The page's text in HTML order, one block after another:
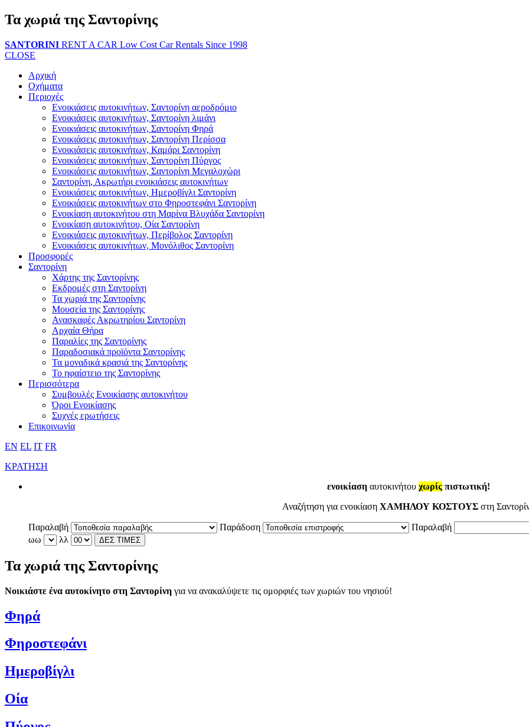
Τα χωριά της Σαντορίνης
SANTORINI RENT A CAR Low Cost Car Rentals Since 1998
CLOSE
Αρχική
Οχήματα
Περιοχές
Ενοικιάσεις αυτοκινήτων, Σαντορίνη αεροδρόμιο
Ενοικιάσεις αυτοκινήτων, Σαντορίνη λιμάνι
Ενοικιάσεις αυτοκινήτων, Σαντορίνη Φηρά
Ενοικιάσεις αυτοκινήτων, Σαντορίνη Περίσσα
Ενοικιάσεις αυτοκινήτων, Καμάρι Σαντορίνη
Ενοικιάσεις αυτοκινήτων, Σαντορίνη Πύργος
Ενοικιάσεις αυτοκινήτων, Σαντορίνη Μεγαλοχώρι
Σαντορίνη, Ακρωτήρι ενοικιάσεις αυτοκινήτων
Ενοικιάσεις αυτοκινήτων, Ημεροβίγλι Σαντορίνη
Ενοικιάσεις αυτοκινήτων στο Φηροστεφάνι Σαντορίνη
Ενοικίαση αυτοκινήτου στη Μαρίνα Βλυχάδα Σαντορίνη
Ενοικίαση αυτοκινήτου, Οία Σαντορίνη
Ενοικιάσεις αυτοκινήτων, Περίβολος Σαντορίνη
Ενοικιάσεις αυτοκινήτων, Μονόλιθος Σαντορίνη
Προσφορές
Σαντορίνη
Χάρτης της Σαντορίνης
Εκδρομές στη Σαντορίνη
Τα χωριά της Σαντορίνης
Μουσεία της Σαντορίνης
Ανασκαφές Ακρωτηρίου Σαντορίνη
Αρχαία Θήρα
Παραλίες της Σαντορίνης
Παραδοσιακά προϊόντα Σαντορίνης
Τα μοναδικά κρασιά της Σαντορίνης
Το ηφαίστειο της Σαντορίνης
Περισσότερα
Συμβουλές Ενοικίασης αυτοκινήτου
Όροι Ενοικίασης
Συχνές ερωτήσεις
Επικοινωνία
EN EL IT FR
ΚΡΑΤΗΣΗ
ενοικίαση αυτοκινήτου χωρίς πιστωτική!
Αναζήτηση για ενοικίαση ΧΑΜΗΛΟΥ ΚΟΣΤΟΥΣ στη
Παραλαβή Παράδοση Παραλαβή
ωω
λλ ΔΕΣ ΤΙΜΕΣ
Τα χωριά της Σαντορίνης
Νοικιάστε ένα αυτοκίνητο στη Σαντορίνη για να ανακαλύψετε τις ομορφιές των χωριών του νησιού!
Φηρά
Φηροστεφάνι
Ημεροβίγλι
Οία